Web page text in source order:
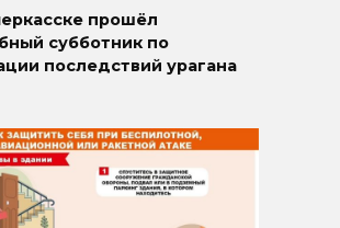
прошёл
субботник по
последствий урагана